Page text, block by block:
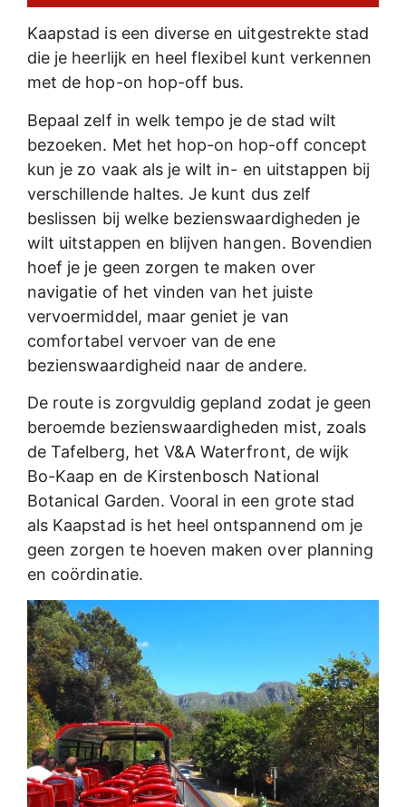
Kaapstad is een diverse en uitgestrekte stad
die je heerlijk en heel flexibel kunt verkennen
met de hop-on hop-off bus.
Bepaal zelf in welk tempo je de stad wilt
bezoeken. Met het hop-on hop-off concept
kun je zo vaak als je wilt in- en uitstappen bij
verschillende haltes. Je kunt dus zelf
beslissen bij welke bezienswaardigheden je
wilt uitstappen en blijven hangen. Bovendien
hoef je je geen zorgen te maken over
navigatie of het vinden van het juiste
vervoermiddel, maar geniet je van
comfortabel vervoer van de ene
bezienswaardigheid naar de andere.
De route is zorgvuldig gepland zodat je geen
beroemde bezienswaardigheden mist, zoals
de Tafelberg, het V&A Waterfront, de wijk
Bo-Kaap en de Kirstenbosch National
Botanical Garden. Vooral in een grote stad
als Kaapstad is het heel ontspannend om je
geen zorgen te hoeven maken over planning
en coördinatie.